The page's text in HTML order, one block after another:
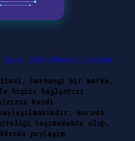
live:.cid.575569c608265c69
herhangi bir marka,
hiçbir bağlantısı
kendi
Burada
taşımamakta olup,
paylaşım